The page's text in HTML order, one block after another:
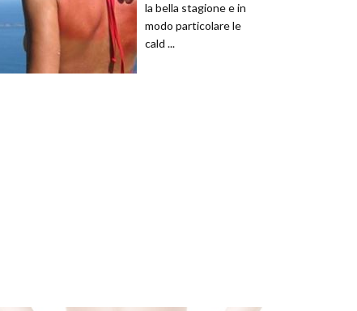
la bella stagione e in
modo particolare le
cald ...